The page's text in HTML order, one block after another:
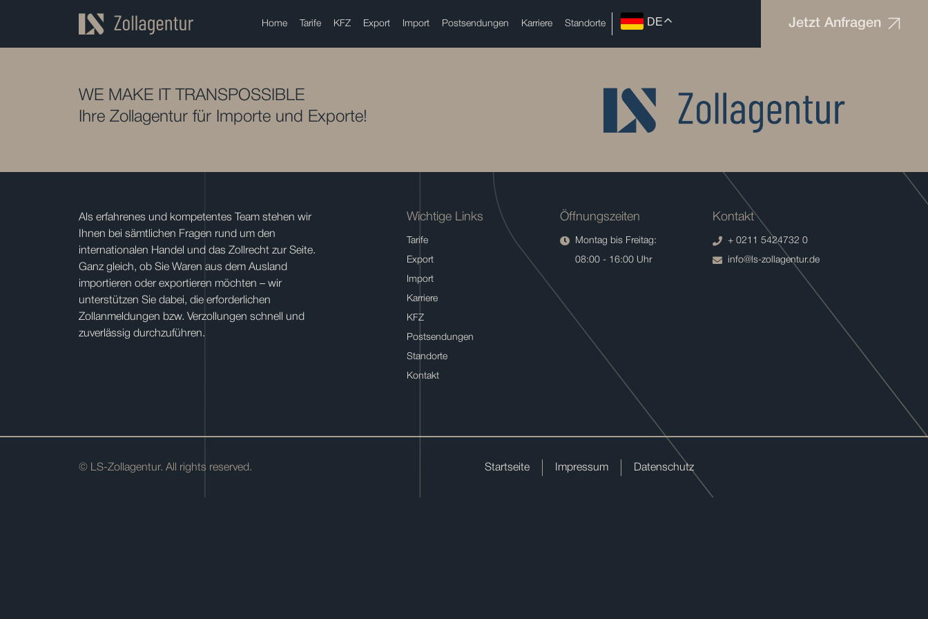
Home Tarife KFZ Export Import Postsendungen Karriere Standorte DE Jetzt Anfragen
WE MAKE IT TRANSPOSSIBLE
Ihre Zollagentur für Importe und Exporte!
Als erfahrenes und kompetentes Team stehen wir
Ihnen bei sämtlichen Fragen rund um den
internationalen Handel und das Zollrecht zur Seite.
Ganz gleich, ob Sie Waren aus dem Ausland
importieren oder exportieren möchten – wir
unterstützen Sie dabei, die erforderlichen
Zollanmeldungen bzw. Verzollungen schnell und
zuverlässig durchzuführen.
Wichtige Links
Tarife
Export
Import
Karriere
KFZ
Postsendungen
Standorte
Kontakt
Öffnungszeiten
Montag bis Freitag:
08:00 - 16:00 Uhr
Kontakt
+ 0211 5424732 0
info@ls-zollagentur.de
© LS-Zollagentur. All rights reserved. Startseite Impressum Datenschutz